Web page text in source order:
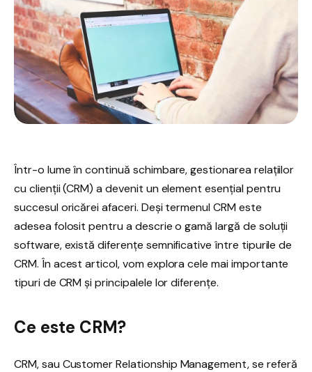
Într-o lume în continuă schimbare, gestionarea relațiilor
cu clienții (CRM) a devenit un element esențial pentru
succesul oricărei afaceri. Deși termenul CRM este
adesea folosit pentru a descrie o gamă largă de soluții
software, există diferențe semnificative între tipurile de
CRM. În acest articol, vom explora cele mai importante
tipuri de CRM și principalele lor diferențe.
Ce este CRM?
CRM, sau Customer Relationship Management, se referă